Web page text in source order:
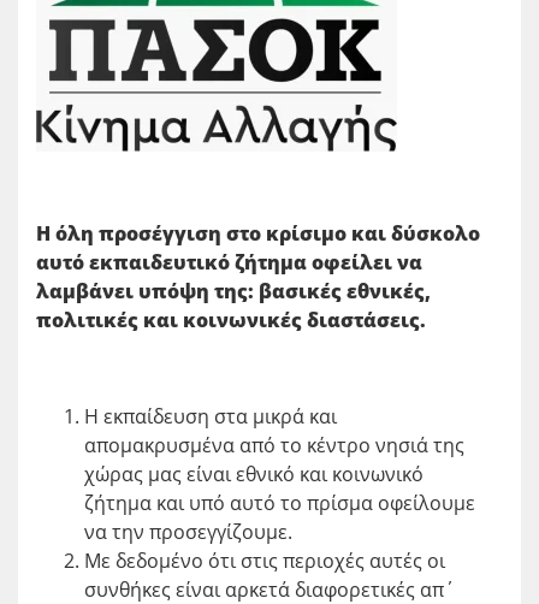
Η όλη προσέγγιση στο κρίσιμο και δύσκολο
αυτό εκπαιδευτικό ζήτημα οφείλει να
λαμβάνει υπόψη της: βασικές εθνικές,
πολιτικές και κοινωνικές διαστάσεις.
Η εκπαίδευση στα μικρά και
απομακρυσμένα από το κέντρο νησιά της
χώρας μας είναι εθνικό και κοινωνικό
ζήτημα και υπό αυτό το πρίσμα οφείλουμε
να την προσεγγίζουμε.
Με δεδομένο ότι στις περιοχές αυτές οι
συνθήκες είναι αρκετά διαφορετικές απ΄